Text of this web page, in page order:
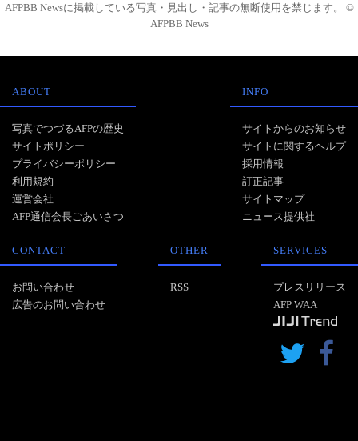
AFPBB Newsに掲載している写真・見出し・記事の無断使用を禁じます。 ©
AFPBB News
ABOUT
写真でつづるAFPの歴史
サイトポリシー
プライバシーポリシー
利用規約
運営会社
AFP通信会長ごあいさつ
INFO
サイトからのお知らせ
サイトに関するヘルプ
採用情報
訂正記事
サイトマップ
ニュース提供社
CONTACT
お問い合わせ
広告のお問い合わせ
OTHER
RSS
SERVICES
プレスリリース
AFP WAA